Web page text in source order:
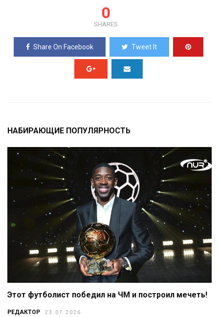
0
SHARES
Share On Facebook Tweet It
НАБИРАЮЩИЕ ПОПУЛЯРНОСТЬ
Этот футболист победил на ЧМ и построил мечеть!
РЕДАКТОР 23.07.2026